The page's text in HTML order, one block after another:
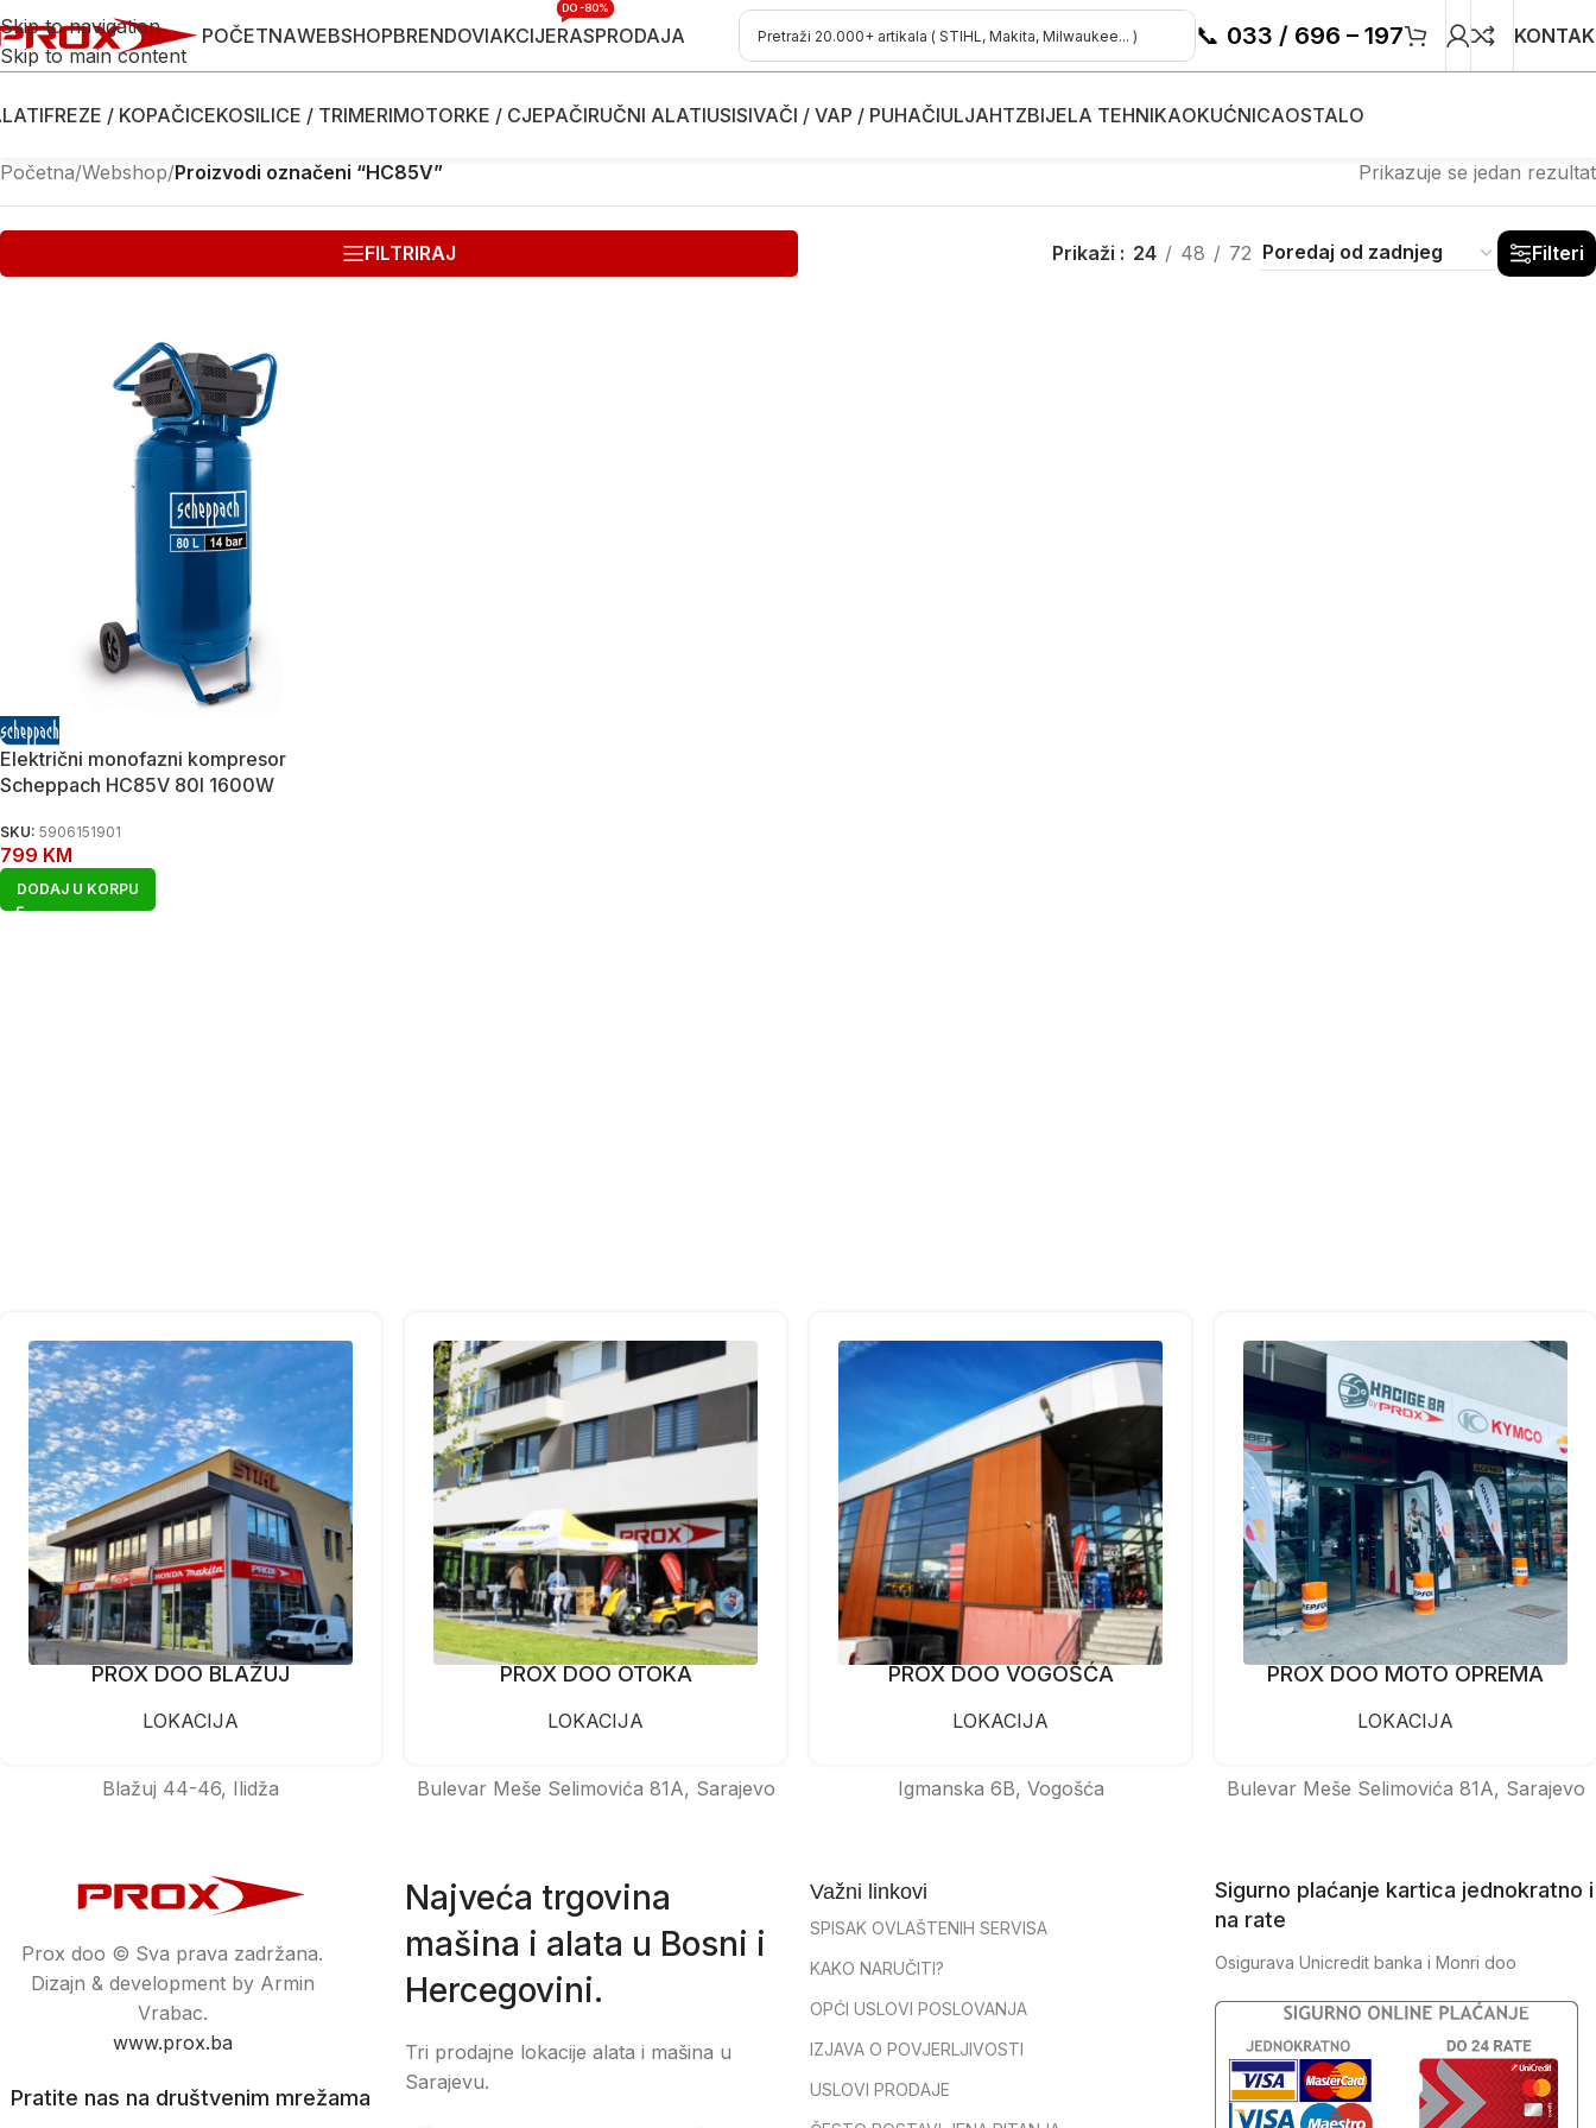
Skip to navigation
Skip to main content
POČETNAWEBSHOPBRENDOVIAKCIJERASPRODAJA
DO -80%
📞 033 / 696 – 197
FREZE / KOPAČICEKOSILICE / TRIMERIMOTORKE / CJEPAČIRUČNI ALATIUSISIVAČI / VAP / PUHAČIULJAHTZBIJELA TEHNIKAOKUĆNICAOSTALO
Početna/Webshop/Proizvodi označeni “HC85V” Prikazuje se jedan rezultat
FILTRIRAJ Prikaži 24 48 72 Filteri
Električni monofazni kompresor
Scheppach HC85V 80l 1600W
SKU: 5906151901
799 KM
DODAJ U KORPU
PROX DOO BLAŽUJ
LOKACIJA
Blažuj 44-46, Ilidža
PROX DOO OTOKA
LOKACIJA
Bulevar Meše Selimovića 81A, Sarajevo
PROX DOO VOGOŠĆA
LOKACIJA
Igmanska 6B, Vogošća
PROX DOO MOTO OPREMA
LOKACIJA
Bulevar Meše Selimovića 81A, Sarajevo
Prox doo © Sva prava zadržana.
Dizajn & development by Armin
Vrabac.
www.prox.ba
Pratite nas na društvenim mrežama
Najveća trgovina
mašina i alata u Bosni i
Hercegovini.
Tri prodajne lokacije alata i mašina u
Sarajevu.
Važni linkovi
SPISAK OVLAŠTENIH SERVISA
KAKO NARUČITI?
OPĆI USLOVI POSLOVANJA
IZJAVA O POVJERLJIVOSTI
USLOVI PRODAJE
Sigurno plaćanje kartica jednokratno i
na rate
Osigurava Unicredit banka i Monri doo